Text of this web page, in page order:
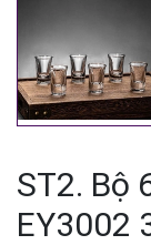
ST2. Bộ
EY3002